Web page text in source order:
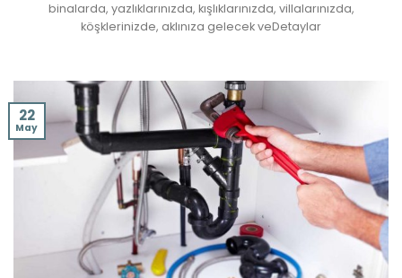
binalarda, yazlıklarınızda, kışlıklarınızda, villalarınızda,
köşklerinizde, aklınıza gelecek veDetaylar
22
May